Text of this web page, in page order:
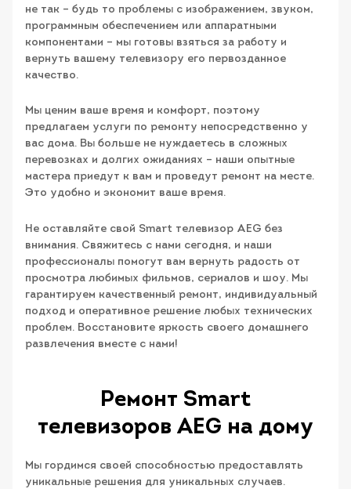
не так – будь то проблемы с изображением, звуком,
программным обеспечением или аппаратными
компонентами – мы готовы взяться за работу и
вернуть вашему телевизору его первозданное
качество.
Мы ценим ваше время и комфорт, поэтому
предлагаем услуги по ремонту непосредственно у
вас дома. Вы больше не нуждаетесь в сложных
перевозках и долгих ожиданиях – наши опытные
мастера приедут к вам и проведут ремонт на месте.
Это удобно и экономит ваше время.
Не оставляйте свой Smart телевизор AEG без
внимания. Свяжитесь с нами сегодня, и наши
профессионалы помогут вам вернуть радость от
просмотра любимых фильмов, сериалов и шоу. Мы
гарантируем качественный ремонт, индивидуальный
подход и оперативное решение любых технических
проблем. Восстановите яркость своего домашнего
развлечения вместе с нами!
Ремонт Smart
телевизоров AEG на дому
Мы гордимся своей способностью предоставлять
уникальные решения для уникальных случаев.